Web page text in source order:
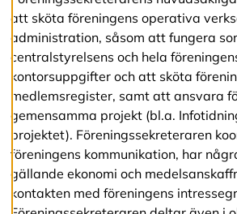
a
A
c
c
e
p
t
e
r
a
a
att sköta föreningens operativa
administration, såsom att fungera
centralstyrelsens och hela
kontorsuppgifter och att sköta
medlemsregister, samt att ansvara
gemensamma projekt (bl.a.
projektet). Föreningssekreteraren
föreningens kommunikation, har
gällande ekonomi och
kontakten med föreningens